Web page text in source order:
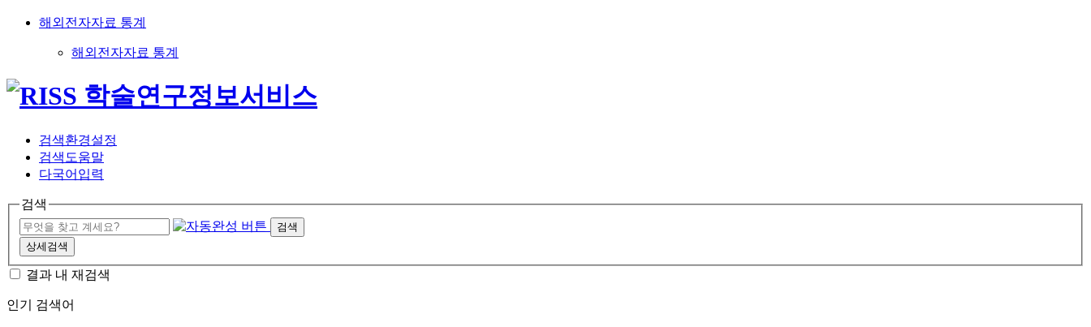
해외전자자료 통계
해외전자자료 통계
검색환경설정
검색도움말
다국어입력
검색
검색
상세검색
결과 내 재검색
인기 검색어